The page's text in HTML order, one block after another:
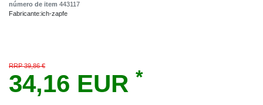
número de item 443117
Fabricante:ich-zapfe
RRP 39,86 €
34,16 EUR *